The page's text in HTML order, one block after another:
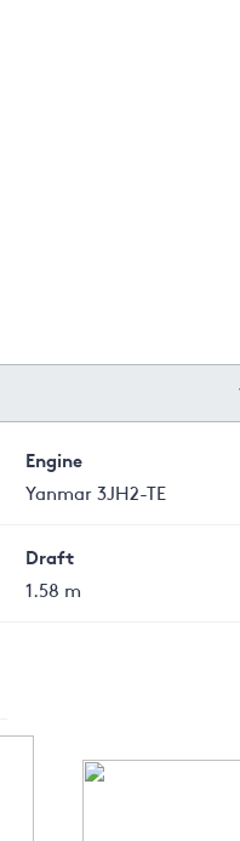
Engine
Yanmar 3JH2-TE
Draft
1.58 m